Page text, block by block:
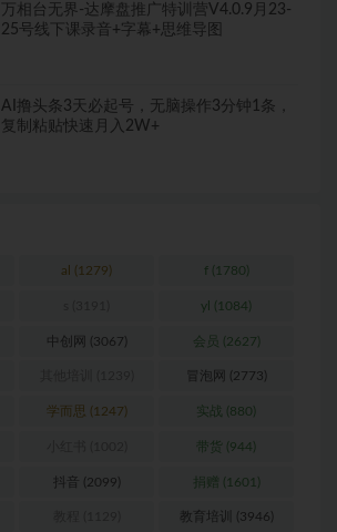
万相台无界-达摩盘推广特训营V4.0.9月23-
25号线下课录音+字幕+思维导图
AI撸头条3天必起号，无脑操作3分钟1条，
复制粘贴快速月入2W+
al (1279) f(1780)
yl (1084)
中创网 (3067) 会员 (2627)
冒泡网 (2773)
学而思 (1247) 实战 (880)
带货 (944)
抖音 (2099) (1601)
教育培训 (3946)